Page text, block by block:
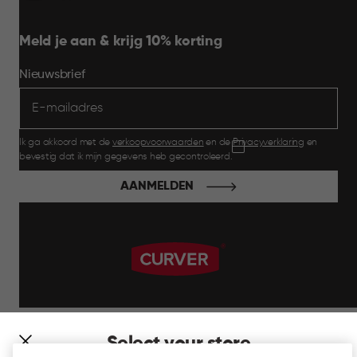
Select your store
Meld je aan & krijg 10% korting
Nieuwsbrief
Ik ga akkoord met de verkoopvoorwaarden en dePrivacyverklaring en
bevestig dat ik mijn gegevens heb gecontroleerd.
AANMELDEN